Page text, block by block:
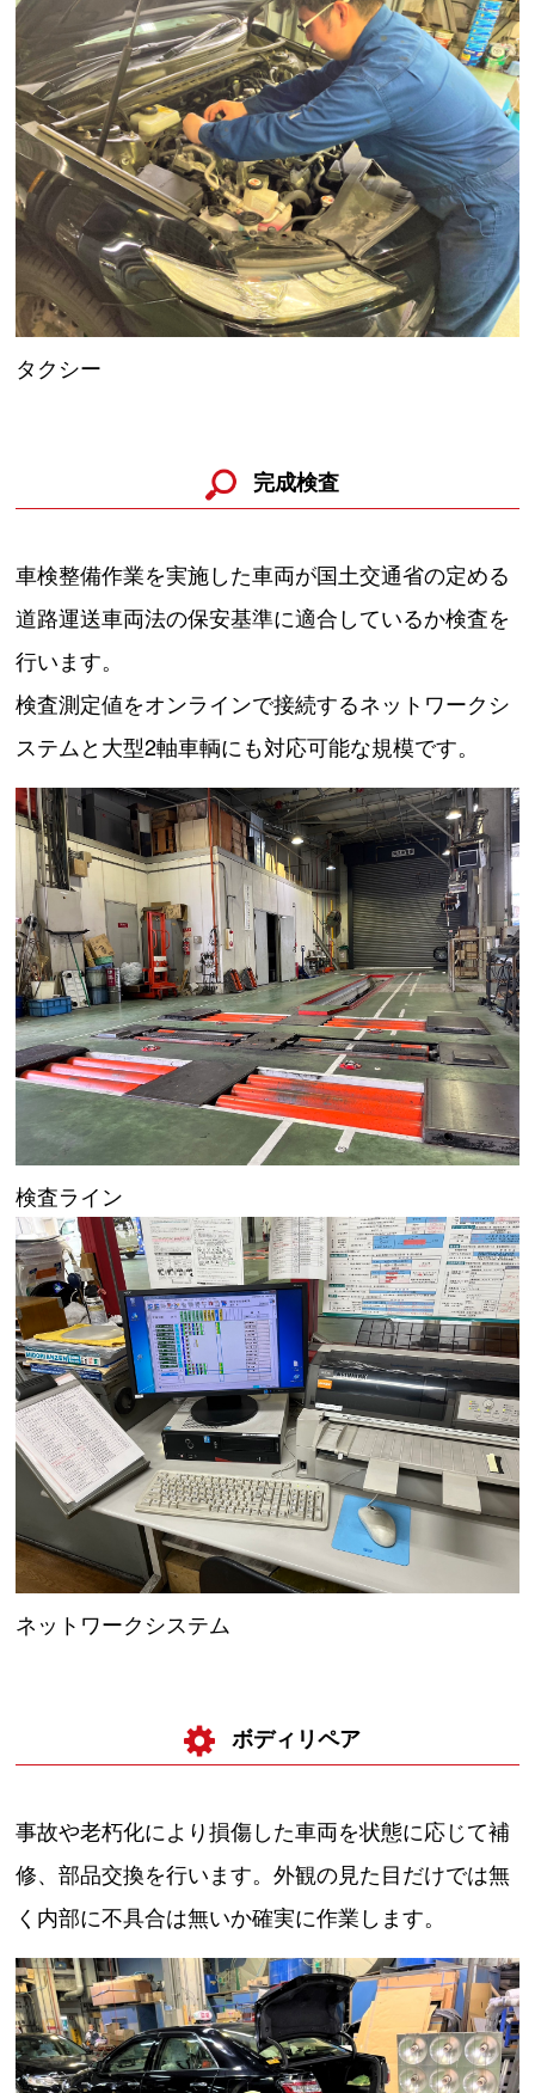
タクシー
完成検査
車検整備作業を実施した車両が国土交通省の定める
道路運送車両法の保安基準に適合しているか検査を
行います。
検査測定値をオンラインで接続するネットワークシ
ステムと大型2軸車輌にも対応可能な規模です。
検査ライン
ネットワークシステム
ボディリペア
事故や老朽化により損傷した車両を状態に応じて補
修、部品交換を行います。外観の見た目だけでは無
く内部に不具合は無いか確実に作業します。